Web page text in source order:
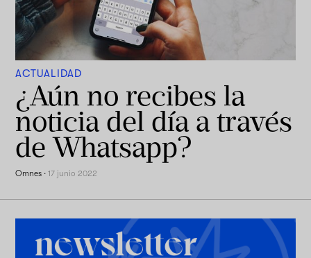
ACTUALIDAD
¿Aún no recibes la
noticia del día a través
de Whatsapp?
Omnes ·17 junio 2022